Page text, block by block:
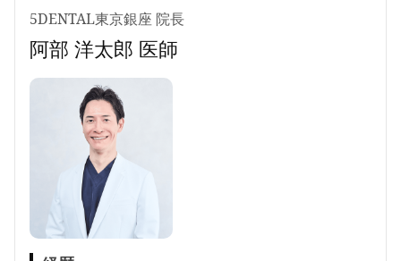
5DENTAL東京銀座 院長
阿部 洋太郎 医師